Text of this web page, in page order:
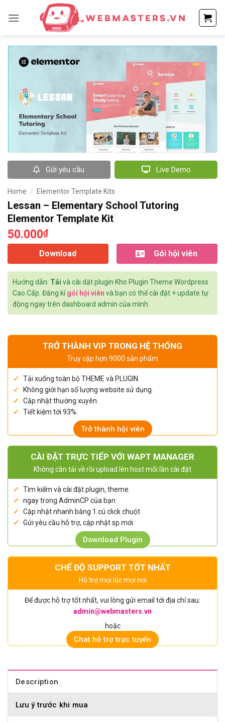
qua
dung
Gửi yêu cầu Live Demo
Home / Elementor Template Kits
Lessan – Elementary School Tutoring
Elementor Template Kit
50.000₫
Download Gói hội viên
Hướng dẫn: Tải và cài dặt plugin Kho Plugin Theme Wordpress
Cao Cấp. Đăng kígói hội viên và bạn có thể cài đặt + update tự
động ngay trên dashboard admin của mình.
TRỞ THÀNH VIP TRONG HỆ THỐNG
Truy cập hơn 9000 sản phẩm
Tải xuống toàn bộ THEME và PLUGIN.
Không giới hạn số lượng website sử dụng.
Cập nhật thường xuyên.
Tiết kiệm tới 93%.
Trở thành hội viên
CÀI ĐẶT TRỰC TIẾP VỚI WAPT MANAGER
Không cần tải về rồi upload lên host mỗi lần cài đặt
Tìm kiếm và cài đặt plugin, theme.
ngay trong AdminCP của bạn
Cập nhật nhanh bằng 1 cú click chuột
Gửi yêu cầu hỗ trợ, cập nhật sp mới.
Download Plugin
CHẾ ĐỘ SUPPORT TỐT NHẤT
Hỗ trợ mọi lúc mọi nơi
Để được hỗ trợ tốt nhất, vui lòng gửi email tới địa chỉ sau:
admin@webmasters.vn
hoặc
Chat hỗ trợ trực tuyến
Description
Lưu ý trước khi mua